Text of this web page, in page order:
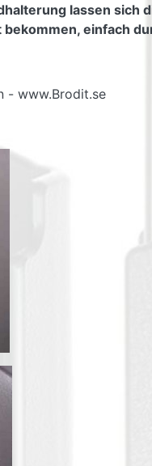
lassen sich
einfach
- www.Brodit.se